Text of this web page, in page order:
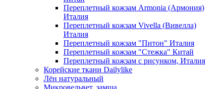
Переплетный кожзам Armonia (Армония)
Италия
Переплетный кожзам Vivella (Вивелла)
Италия
Переплетный кожзам "Питон" Италия
Переплетный кожзам "Стежка" Китай
Переплетный кожзам с рисунком, Италия
Корейские ткани Dailylike
Лён натуральный
Микровельвет, замша